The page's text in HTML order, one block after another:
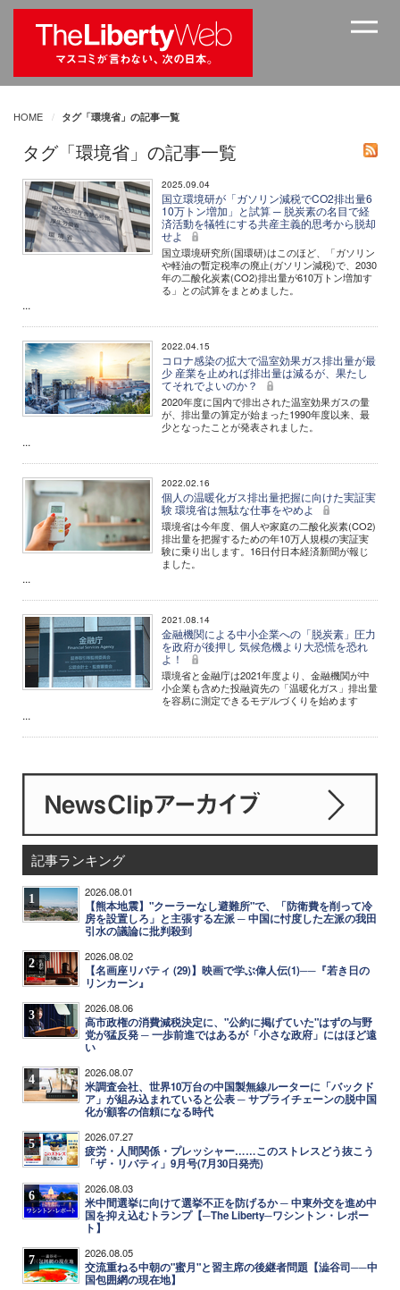
HOME タグ「環境省」の記事一覧
タグ「環境省」の記事一覧
2025.09.04
国立環境研が「ガソリン減税でCO2排出量6
10万トン増加」と試算 ─ 脱炭素の名目で経
済活動を犠牲にする共産主義的思考から脱却
せよ
国立環境研究所(国環研)はこのほど、「ガソリン
や軽油の暫定税率の廃止(ガソリン減税)で、2030
年の二酸化炭素(CO2)排出量が610万トン増加す
る」との試算をまとめました。
...
2022.04.15
コロナ感染の拡大で温室効果ガス排出量が最
少 産業を止めれば排出量は減るが、果たし
てそれでよいのか？
2020年度に国内で排出された温室効果ガスの量
が、排出量の算定が始まった1990年度以来、最
少となったことが発表されました。
...
2022.02.16
個人の温暖化ガス排出量把握に向けた実証実
験 環境省は無駄な仕事をやめよ
環境省は今年度、個人や家庭の二酸化炭素(CO2)
排出量を把握するための年10万人規模の実証実
験に乗り出します。16日付日本経済新聞が報じ
ました。
...
2021.08.14
金融機関による中小企業への「脱炭素」圧力
を政府が後押し 気候危機より大恐慌を恐れ
よ！
環境省と金融庁は2021年度より、金融機関が中
小企業も含めた投融資先の「温暖化ガス」排出量
を容易に測定できるモデルづくりを始めます
...
記事ランキング
1 2026.08.01
【熊本地震】"クーラーなし避難所"で、「防衛費を削って冷
房を設置しろ」と主張する左派 ─ 中国に忖度した左派の我田
引水の議論に批判殺到
2 2026.08.02
【名画座リバティ (29)】映画で学ぶ偉人伝(1)──『若き日の
リンカーン』
3 2026.08.06
高市政権の消費減税決定に、"公約に掲げていた"はずの与野
党が猛反発 ─ 一歩前進ではあるが「小さな政府」にはほど遠
い
4 2026.08.07
米調査会社、世界10万台の中国製無線ルーターに「バックド
ア」が組み込まれていると公表 ─ サプライチェーンの脱中国
化が顧客の信頼になる時代
5 2026.07.27
疲労・人間関係・プレッシャー……このストレスどう抜こう
「ザ・リバティ」9月号(7月30日発売)
6 2026.08.03
米中間選挙に向けて選挙不正を防げるか ─ 中東外交を進め中
国を抑え込むトランプ【─The Liberty─ワシントン・レポー
ト】
7 2026.08.05
交流重ねる中朝の"蜜月"と習主席の後継者問題【澁谷司──中
国包囲網の現在地】